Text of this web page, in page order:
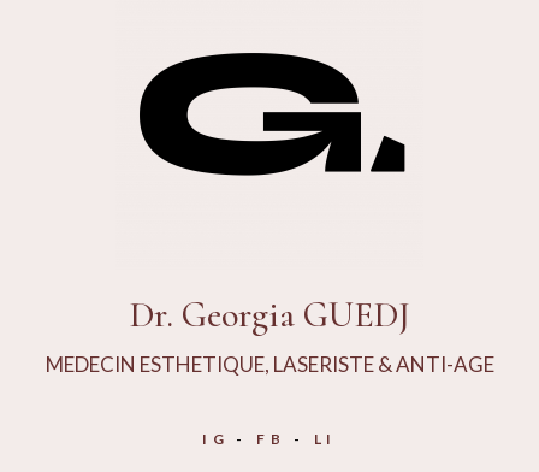
Dr. Georgia GUEDJ
MEDECIN ESTHETIQUE, LASERISTE & ANTI-AGE
IG FB LI